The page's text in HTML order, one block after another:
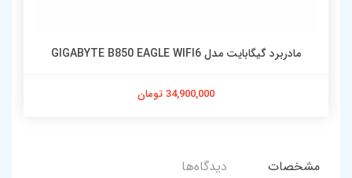
مادربرد گیگابایت مدل GIGABYTE B850 EAGLE WIFI6
34,900,000 تومان
مشخصات دیدگاه‌ها